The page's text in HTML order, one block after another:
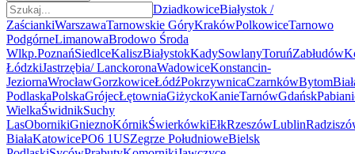
DziadkowiceBiałystok /
ZaściankiWarszawaTarnowskie GóryKrakówPolkowiceTarnowo
PodgórneLimanowaBrodowo Środa
Wlkp.PoznańSiedlceKaliszBiałystokKadySowlanyToruńZabłudów
ŁódzkiJastrzębia/ LanckoronaWadowiceKonstancin-
JeziornaWrocławGorzkowiceŁódźPokrzywnicaCzarnkówBytom
PodlaskaPolskaGrójecŁętowniaGiżyckoKanieTarnówGdańsk
WielkaŚwidnikSuchy
LasObornikiGnieznoKórnikŚwierkówkiEłkRzeszówLublin
BiałaKatowicePO6 1USZegrze PołudnioweBielsk